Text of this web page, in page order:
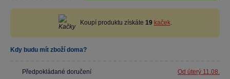
Koupí produktu získáte 19 kaček.
Kdy budu mít zboží doma?
Předpokládané doručení Od úterý 11.08.